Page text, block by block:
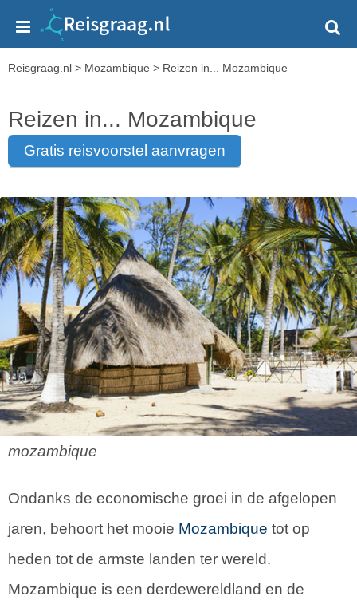
Reisgraag.nl > Mozambique > Reizen in... Mozambique
Reizen in... Mozambique
gratis reisvoorstel aanvragen
mozambique
Ondanks de economische groei in de afgelopen
jaren, behoort het mooie Mozambique tot op
heden tot de armste landen ter wereld.
Mozambique is een derdewereldland en de